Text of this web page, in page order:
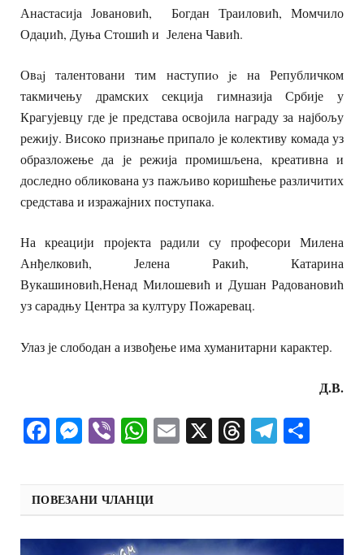
Анастасија Јовановић, Богдан Траиловић, Момчило
Одаџић, Дуња Стошић и Јелена Чавић.
Овaj талентовани тим наступиo je на Републичком
такмичењу драмских секција гимназија Србије у
Крагујевцу где је представа освојила награду за најбољу
режију. Високо признање припало је колективу комада уз
образложење да је режија промишљена, креативна и
доследно обликована уз пажљиво коришћење различитих
средстава и изражајних поступака.
На креацији пројекта радили су професори Милена
Анђелковић, Јелена Ракић, Катарина
Вукашиновић,Ненад Милошевић и Душан Радовановић
уз сарадњу Центра за културу Пожаревац.
Улаз је слободан а извођење има хуманитарни карактер.
Д.В.
Facebook
Messenger
ViberWhatsApp
Email
X Threads
ПОВЕЗАНИ ЧЛАНЦИ